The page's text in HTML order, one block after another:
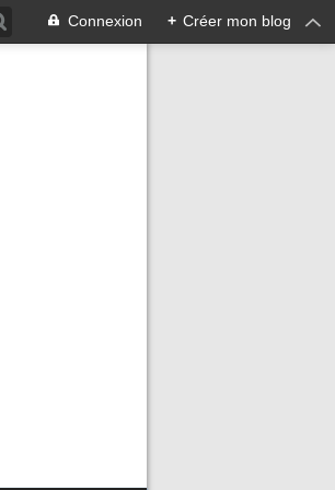
Connexion + Créer mon blog